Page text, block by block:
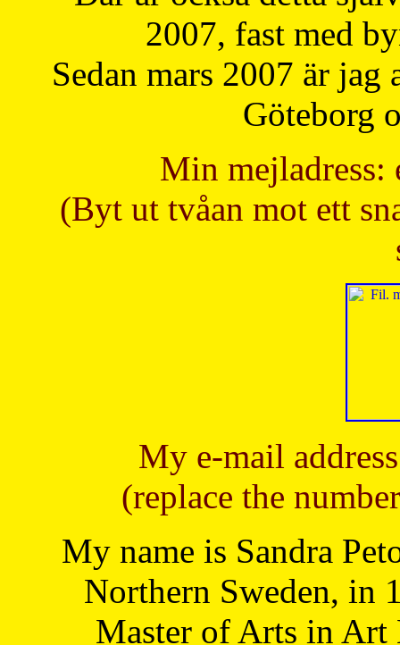
2007, fast med
Sedan mars 2007 är
Göteborg
Min mejladress:
(Byt ut tvåan mot ett
My e-mail
(replace the
My name is Sandra
Northern Sweden, in
Master of Arts in Art